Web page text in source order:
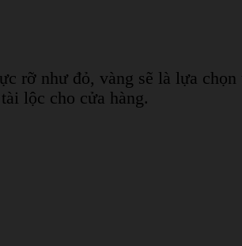
rỡ như đỏ, vàng sẽ là lựa
lộc cho cửa hàng.